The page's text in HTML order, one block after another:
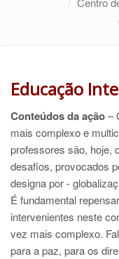
Educação
Conteúdos da ação–
mais complexo e
professores são, hoje,
desafios, provocados
designa por -
É fundamental
intervenientes neste
vez mais complexo.
para a paz, para os